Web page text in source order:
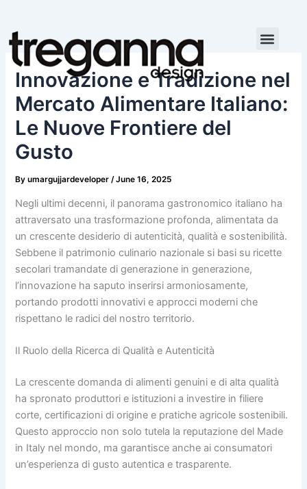
content
Innovazione e Tradizione nel
Mercato Alimentare Italiano:
Le Nuove Frontiere del
Gusto
Byumargujjardeveloper /June 16, 2025
Negli ultimi decenni, il panorama gastronomico italiano ha
attraversato una trasformazione profonda, alimentata da
un crescente desiderio di autenticità, qualità e sostenibilità.
Sebbene il patrimonio culinario nazionale si basi su ricette
secolari tramandate di generazione in generazione,
l’innovazione ha saputo inserirsi armoniosamente,
portando prodotti innovativi e approcci moderni che
rispettano le radici del nostro territorio.
Il Ruolo della Ricerca di Qualità e Autenticità
La crescente domanda di alimenti genuini e di alta qualità
ha spronato produttori e istituzioni a investire in filiere
corte, certificazioni di origine e pratiche agricole sostenibili.
Questo approccio non solo tutela la reputazione del Made
in Italy nel mondo, ma garantisce anche ai consumatori
un’esperienza di gusto autentica e trasparente.